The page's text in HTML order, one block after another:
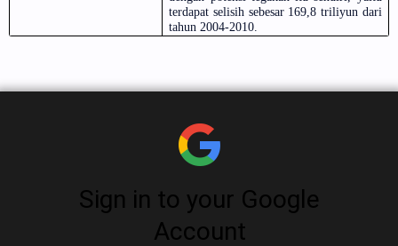
terdapat selisih sebesar 169,8 triliyun dari
tahun 2004-2010.